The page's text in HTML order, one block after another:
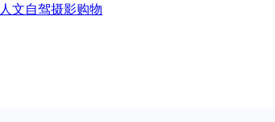
人文自驾摄影购物